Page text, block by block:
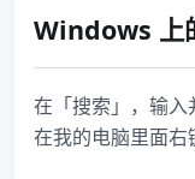
Windows 上
在「搜索」，输
在我的电脑里面右